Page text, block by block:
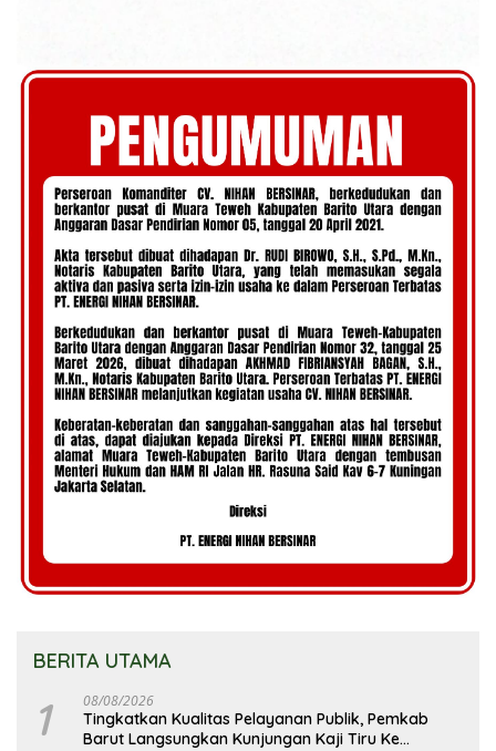
BERITA UTAMA
1 08/08/2026
Tingkatkan Kualitas Pelayanan Publik, Pemkab
Barut Langsungkan Kunjungan Kaji Tiru Ke